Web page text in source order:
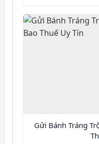
Gửi Bánh Tráng